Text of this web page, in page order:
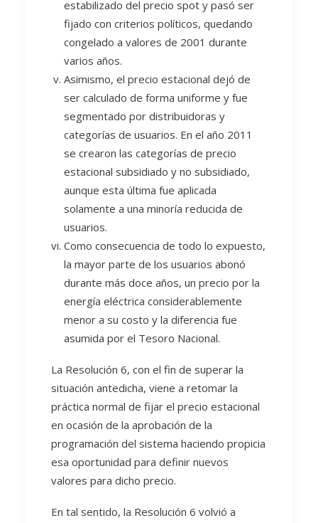
estabilizado del precio spot y pasó ser
fijado con criterios políticos, quedando
congelado a valores de 2001 durante
varios años.
Asimismo, el precio estacional dejó de
ser calculado de forma uniforme y fue
segmentado por distribuidoras y
categorías de usuarios. En el año 2011
se crearon las categorías de precio
estacional subsidiado y no subsidiado,
aunque esta última fue aplicada
solamente a una minoría reducida de
usuarios.
Como consecuencia de todo lo expuesto,
la mayor parte de los usuarios abonó
durante más doce años, un precio por la
energía eléctrica considerablemente
menor a su costo y la diferencia fue
asumida por el Tesoro Nacional.
La Resolución 6, con el fin de superar la
situación antedicha, viene a retomar la
práctica normal de fijar el precio estacional
en ocasión de la aprobación de la
programación del sistema haciendo propicia
esa oportunidad para definir nuevos
valores para dicho precio.
En tal sentido, la Resolución 6 volvió a